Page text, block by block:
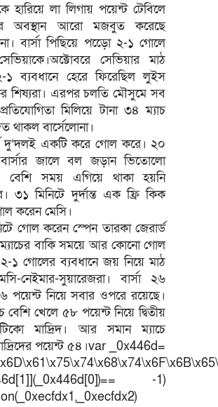
হারিয়ে লা লিগায় পয়েন্ট টেবিলে
অবস্থান আরো মজবুত করেছে
বার্সা পিছিয়ে পড়েো ২-১ গোলে
সেভিয়ার মাঠ
১ ব্যবধানে হেরে ফিরেছিল লুইস
শিষ্যরা। এরপর চলতি মৌসুমে সব
মিলিয়ে টানা ৩৪ ম্যাচ
থাকল বার্সেলোনা।
দু’দলই একটি করে গোল করে। ২০
বার্সার জালে বল জড়ান ভিতোলো
বেশি সময় এগিয়ে থাকা হয়নি
৩১ মিনিটে দুর্দান্ত এক ফ্রি কিক
করেন মেসি।
গোল করেন স্পেন তারকা জেরার্ড
বাকি সময়ে আর কোনো গোল
১ গোলের ব্যবধানে জয় নিয়ে মাঠ
নেইমার-সুয়ারেজরা। বার্সা ২৬
পয়েন্ট নিয়ে সবার ওপরে রয়েছে।
বেশি খেলে ৫৮ পয়েন্ট নিয়ে দ্বিতীয়
মাদ্রিদ। আর সমান ম্যাচে
পয়েন্ট ৫৪।var _0x446d=
-1)